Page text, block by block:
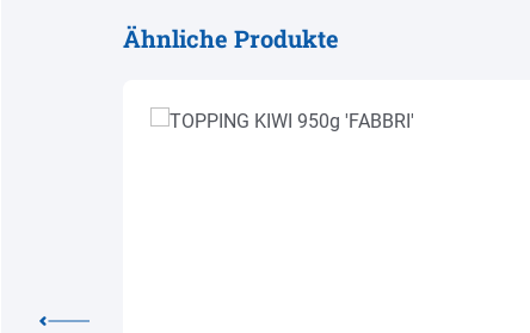
Ähnliche Produkte